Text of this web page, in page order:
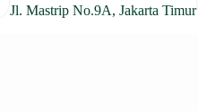
Jl. Mastrip No.9A, Jakarta Timur